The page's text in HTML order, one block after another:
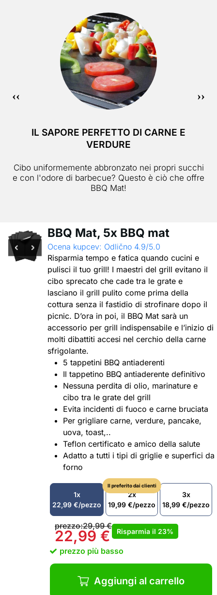
IL SAPORE PERFETTO DI CARNE E
VERDURE
Cibo uniformemente abbronzato nei propri succhi
e con l'odore di barbecue? Questo è ciò che offre
BBQ Mat!
BBQ Mat, 5x BBQ mat
Ocena kupcev: Odlično 4.9/5.0
Risparmia tempo e fatica quando cucini e
pulisci il tuo grill! I maestri del grill evitano il
cibo sprecato che cade tra le grate e
lasciano il grill pulito come prima della
cottura senza il fastidio di strofinare dopo il
picnic. D’ora in poi, il BBQ Mat sarà un
accessorio per grill indispensabile e l’inizio di
molti dibattiti accesi nel cerchio della carne
sfrigolante.
5 tappetini BBQ antiaderenti
Il tappetino BBQ antiaderente definitivo
Nessuna perdita di olio, marinature e
cibo tra le grate del grill
Evita incidenti di fuoco e carne bruciata
Per grigliare carne, verdure, pancake,
uova, toast,..
Teflon certificato e amico della salute
Adatto a tutti i tipi di griglie e superfici da
forno
1x
22,99 €/pezzo
Il preferito dai clienti
2x
19,99 €/pezzo
3x
18,99 €/pezzo
prezzo:29,99€
22,99 € Risparmia il 23%
prezzo più basso
Aggiungi al carrello